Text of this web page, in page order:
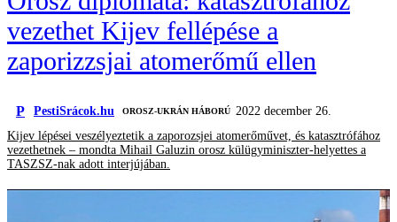
vezethet Kijev fellépése a
zaporizzsjai atomerőmű ellen
P PestiSrácok.hu ‎ OROSZ-UKRÁN HÁBORÚ
2022 december 26.
Kijev lépései veszélyeztetik a zaporozsjei atomerőművet, és katasztrófához
vezethetnek – mondta Mihail Galuzin orosz külügyminiszter-helyettes a
TASZSZ-nak adott interjújában.